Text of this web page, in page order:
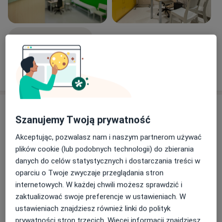
Zobacz galerię (5)
Konsultacja ortopedyczna
Od 400 zł Szczegóły Umów wizytę
Konsultacja ortopedyczna (kolejna
wizyta)
300 zł Szczegóły
Umów wizytę
Blokady przeciwbólowe
Szanujemy Twoją prywatność
Akceptując, pozwalasz nam i naszym partnerom używać
plików cookie (lub podobnych technologii) do zbierania
danych do celów statystycznych i dostarczania treści w
oparciu o Twoje zwyczaje przeglądania stron
internetowych. W każdej chwili możesz sprawdzić i
zaktualizować swoje preferencje w ustawieniach. W
ustawieniach znajdziesz również linki do polityk
prywatności stron trzecich. Więcej informacji znajdziesz